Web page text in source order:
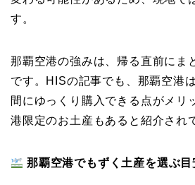
す。
那覇空港の強みは、帰る直前にま
です。HISの記事でも、那覇空港
間にゆっくり購入できる点がメリ
港限定のお土産もあると紹介され
那覇空港でもずく土産を選ぶ目